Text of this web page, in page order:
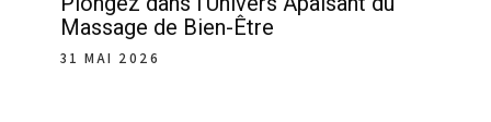
Massage de Bien-Être
31 MAI 2026